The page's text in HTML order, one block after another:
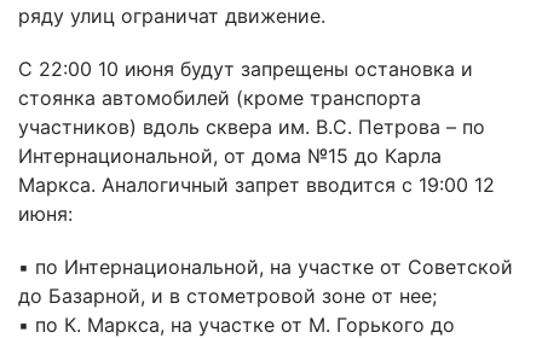
ряду улиц ограничат движение.
С 22:00 10 июня будут запрещены остановка и
стоянка автомобилей (кроме транспорта
участников) вдоль сквера им. В.С. Петрова – по
Интернациональной, от дома №15 до Карла
Маркса. Аналогичный запрет вводится с 19:00 12
июня:
▪️ по Интернациональной, на участке от Советской
до Базарной, и в стометровой зоне от нее;
▪️ по К. Маркса, на участке от М. Горького до